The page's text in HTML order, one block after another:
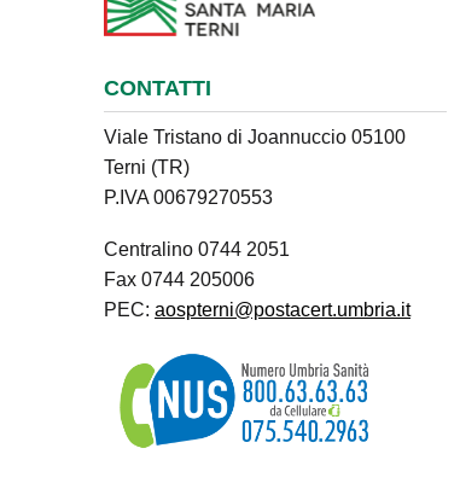
CONTATTI
Viale Tristano di Joannuccio 05100
Terni (TR)
P.IVA 00679270553
Centralino 0744 2051
Fax 0744 205006
PEC: aospterni@postacert.umbria.it